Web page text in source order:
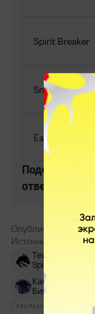
Spirit Breaker
Sniper
Earthshaker
Поделитесь
ответом
Опубликовал:
Источник:
Team
Spirit
Камиль «Koma»
Биктимиров
РЕКЛАМА • BETBOOM.RU